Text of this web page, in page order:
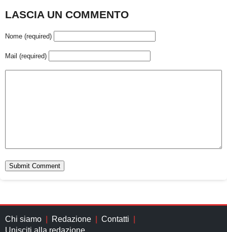
LASCIA UN COMMENTO
Nome (required)
Mail (required)
Chi siamo Redazione
Contatti